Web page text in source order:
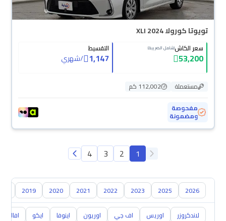
تويوتا كورولا XLI 2024
سعر الكاش(شامل الضريبة)
53,200
التقسيط
1,147
/شهري
مستعملة
112,002 كم
مفحوصة
ومضمونة
1
2
3
4
2026
2025
2023
2022
2021
2020
2019
لاندكروزر اوريس اف جي اوريون اينوفا ايكو افالون